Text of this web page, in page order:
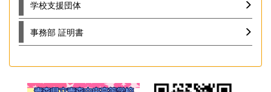
学校支援団体
事務部 証明書